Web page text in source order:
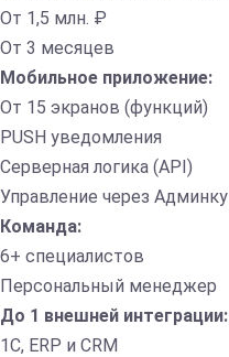
От 1,5 млн. ₽
От 3 месяцев
Мобильное приложение:
От 15 экранов (функций)
PUSH уведомления
Серверная логика (API)
Управление через Админку
Команда:
6+ специалистов
Персональный менеджер
До 1 внешней интеграции:
1С, ERP и CRM